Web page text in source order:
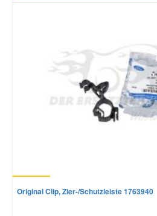
Original Clip, Zier-/Schutzleiste 1763940